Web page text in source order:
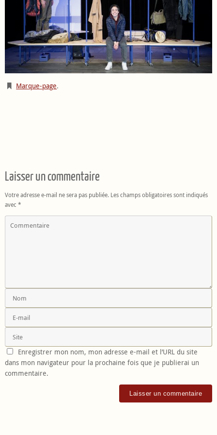
Marque-page.
Laisser un commentaire
Votre adresse e-mail ne sera pas publiée. Les champs obligatoires sont indiqués
avec *
Enregistrer mon nom, mon adresse e-mail et l’URL du site
dans mon navigateur pour la prochaine fois que je publierai un
commentaire.